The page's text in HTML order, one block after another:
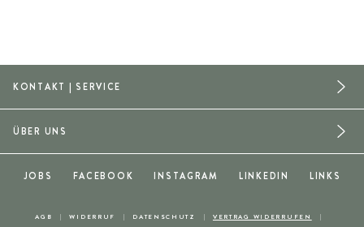
KONTAKT | SERVICE
AGB WIDERRUF DATENSCHUTZ VERTRAG WIDERRUFEN
ÜBER UNS
JOBS FACEBOOK INSTAGRAM LINKEDIN LINKS